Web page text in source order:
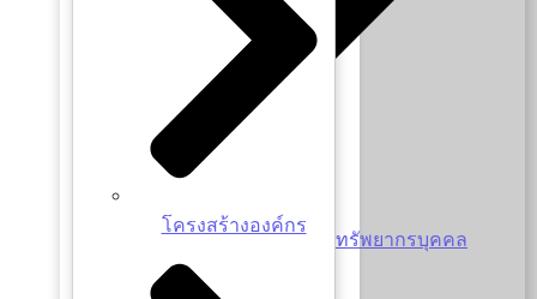
แผนการบริหารและพัฒนาทรัพยากรบุคคล
โครงสร้างองค์กร